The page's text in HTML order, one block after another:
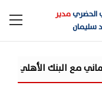
الحضريمدير
سليمان
محفظة تمويلية